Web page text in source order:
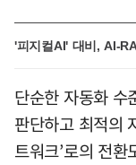
'피지컬AI' 대비, AI-
단순한 자동화 수
판단하고 최적의
트워크’로의 전